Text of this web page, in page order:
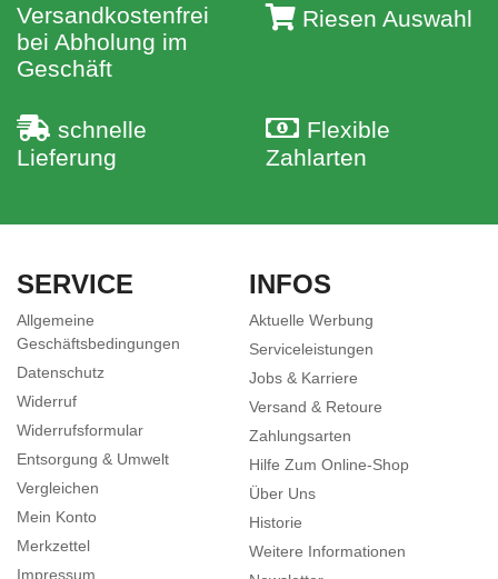
Versandkostenfrei
bei Abholung im
Geschäft
Riesen Auswahl
schnelle
Lieferung
Flexible
Zahlarten
SERVICE
Allgemeine
Geschäftsbedingungen
Datenschutz
Widerruf
Widerrufsformular
Entsorgung & Umwelt
Vergleichen
Mein Konto
Merkzettel
Impressum
INFOS
Aktuelle Werbung
Serviceleistungen
Jobs & Karriere
Versand & Retoure
Zahlungsarten
Hilfe Zum Online-Shop
Über Uns
Historie
Weitere Informationen